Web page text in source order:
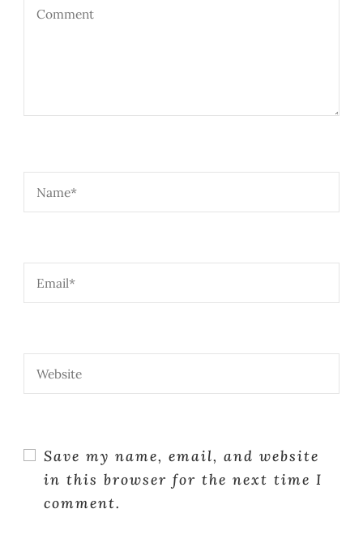
Save my name, email, and website
in this browser for the next time I
comment.